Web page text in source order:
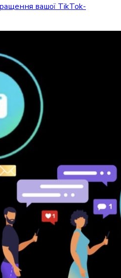
вашої TikTok-